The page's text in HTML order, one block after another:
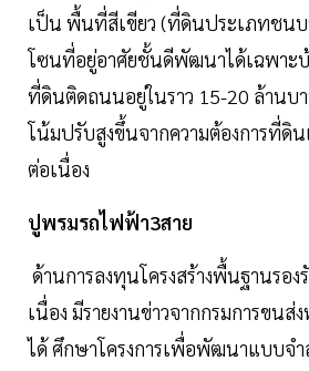
เป็น พื้นที่สีเขียว (ที่ดินประเภทชน
โซนที่อยู่อาศัยชั้นดีพัฒนาได้เฉพาะบ้
ที่ดินติดถนนอยู่ในราว 15-20 ล้านบ
โน้มปรับสูงขึ้นจากความต้องการที่
ต่อเนื่อง
ปูพรมรถไฟฟ้า3สาย
ด้านการลงทุนโครงสร้างพื้นฐานรอ
เนื่อง มีรายงานข่าวจากกรมการขนส่ง
ได้ ศึกษาโครงการเพื่อพัฒนาแบบจำ